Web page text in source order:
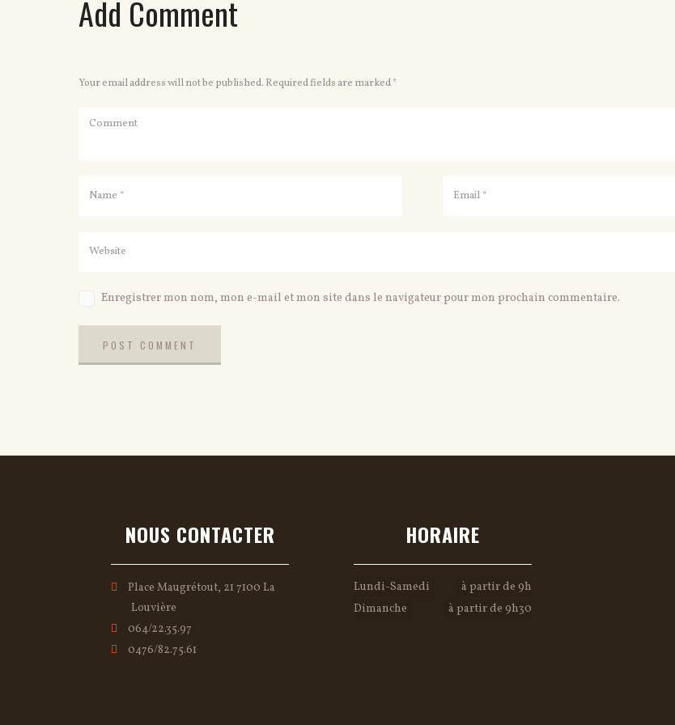
Add Comment
Your email address will not be published. Required fields are marked *
Enregistrer mon nom, mon e-mail et mon site dans le navigateur pour mon prochain commentaire.
NOUS CONTACTER
Place Maugrétout, 21 7100 La
Louvière
064/22.35.97
0476/82.75.61
HORAIRE
Lundi-Samedi
à partir de 9h
Dimanche
à partir de 9h30